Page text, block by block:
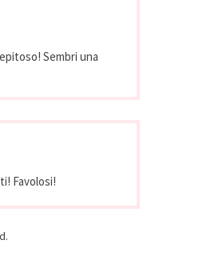
Sembri una
Favolosi!